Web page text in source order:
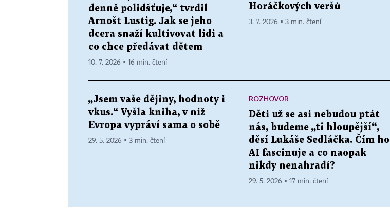
denně polidšťuje,“ tvrdil
Arnošt Lustig. Jak se jeho
dcera snaží kultivovat lidi a
co chce předávat dětem
10. 7. 2026 ▪ 16 min. čtení
Horáčkových veršů
3. 7. 2026 ▪ 3 min. čtení
„Jsem vaše dějiny, hodnoty i
vkus.“ Vyšla kniha, v níž
Evropa vypráví sama o sobě
29. 5. 2026 ▪ 3 min. čtení
ROZHOVOR
Děti už se asi nebudou ptát
nás, budeme „ti hloupější“,
děsí Lukáše Sedláčka. Čím ho
AI fascinuje a co naopak
nikdy nenahradí?
29. 5. 2026 ▪ 17 min. čtení